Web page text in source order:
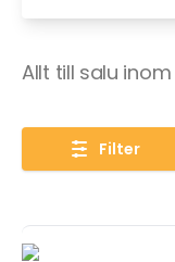
Allt till salu inom
Filter